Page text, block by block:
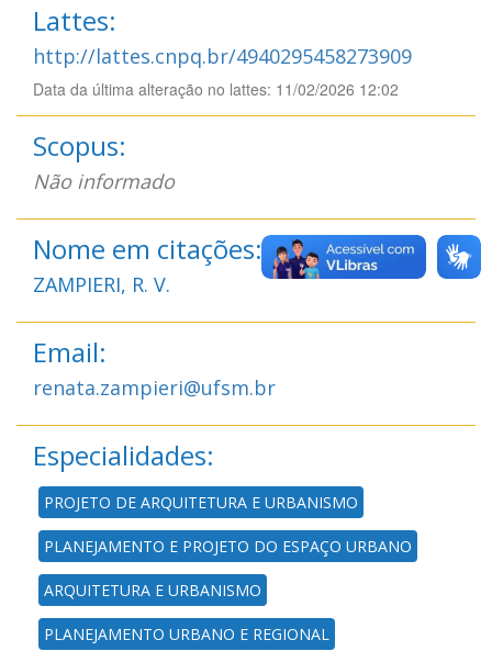
Lattes:
http://lattes.cnpq.br/4940295458273909
Data da última alteração no lattes: 11/02/2026 12:02
Scopus:
Não informado
Nome em citações:
ZAMPIERI, R. V.
Email:
renata.zampieri@ufsm.br
Especialidades:
PROJETO DE ARQUITETURA E URBANISMO
PLANEJAMENTO E PROJETO DO ESPAÇO URBANO
ARQUITETURA E URBANISMO
PLANEJAMENTO URBANO E REGIONAL